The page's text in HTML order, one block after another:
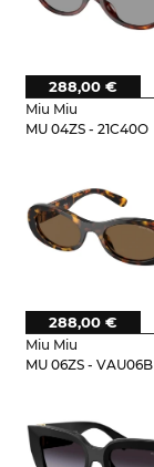
Miu Miu
MU 04ZS - 21C40O
288,00 €
Miu Miu
MU 06ZS - VAU06B
288,00 €